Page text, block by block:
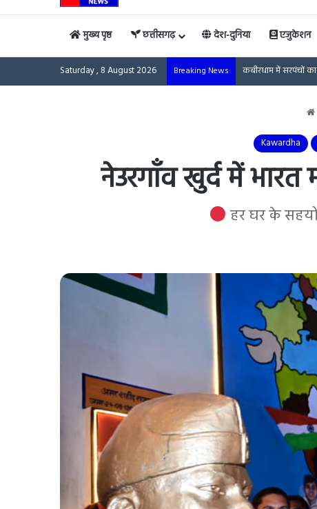
मुख्य पृष्ठ छत्तीसगढ़ देश-दुनिया एजुकेशन
Saturday , 8 August 2026 Breaking News
Kawardha
नेउरगाँव खुर्द में
हर घर के